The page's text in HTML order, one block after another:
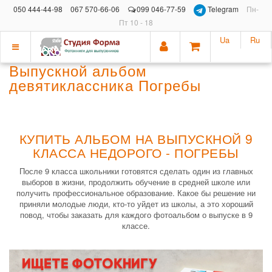
050 444-44-98 067 570-66-06 099 046-77-59 Telegram
Пн-
Пт 10 - 18
Показать
меню
Ua Ru
Выпускной альбом
девятиклассника Погребы
КУПИТЬ АЛЬБОМ НА ВЫПУСКНОЙ 9
КЛАССА НЕДОРОГО - ПОГРЕБЫ
После 9 класса школьники готовятся сделать один из главных
выборов в жизни, продолжить обучение в средней школе или
получить профессиональное образование. Какое бы решение ни
приняли молодые люди, кто-то уйдет из школы, а это хороший
повод, чтобы заказать для каждого фотоальбом о выпуске в 9
классе.